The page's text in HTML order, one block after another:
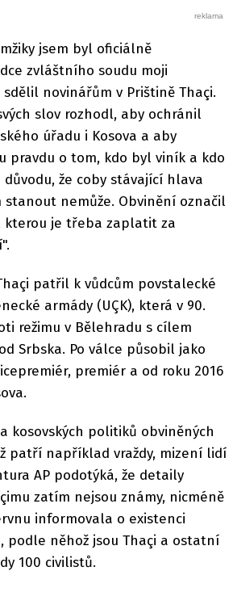
jsem byl oficiálně
zvláštního soudu moji
novinářům v Prištině Thaçi.
slov rozhodl, aby ochránil
úřadu i Kosova a aby
pravdu o tom, kdo byl viník a kdo
že coby stávající hlava
nemůže. Obvinění označil
kterou je třeba zaplatit za
patřil k vůdcům povstalecké
armády (UÇK), která v 90.
režimu v Bělehradu s cílem
Srbska. Po válce působil jako
premiér a od roku 2016
kosovských politiků obviněných
patří například vraždy, mizení lidí
AP podotýká, že detaily
zatím nejsou známy, nicméně
informovala o existenci
podle něhož jsou Thaçi a ostatní
100 civilistů.